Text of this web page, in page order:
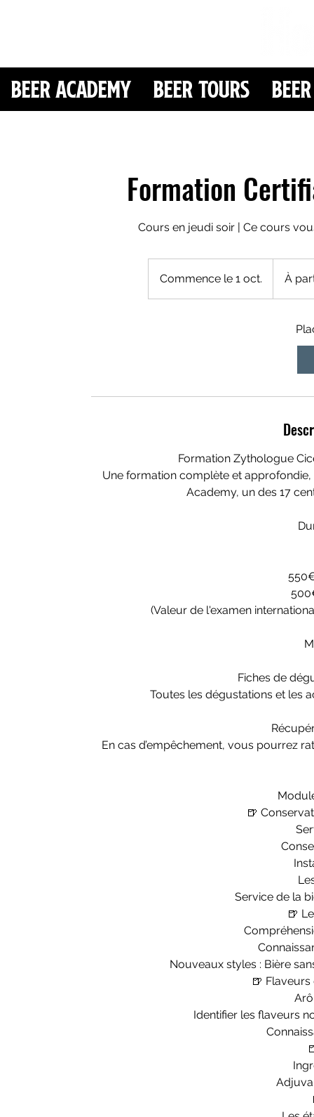
Beer Academy Beer Tours
Formation
Cours en jeudi soir | Ce cours
Commence le 1 oct.
o
e
o
c
t
partir
À
Formation Zythologue
Une formation complète et
Academy, un des 17
(Valeur de l'examen
Fiches de
Toutes les dégustations et les
En cas d’empêchement, vous pourrez
🍺
Service de la
🍺
Nouveaux styles : Bière
🍺
Identifier les flaveurs